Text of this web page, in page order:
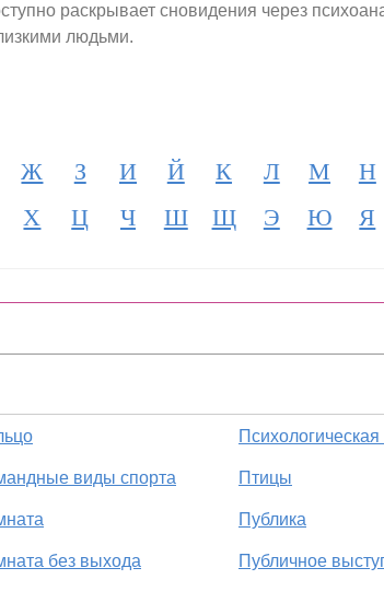
раскрывает сновидения через
людьми.
Ж З И Й К Л М Н
Х Ц Ч Ш Щ Э Ю Я
виды спорта Птицы
Публика
без выхода Публичное